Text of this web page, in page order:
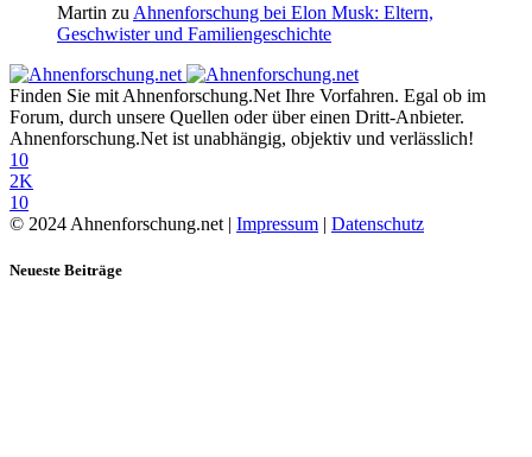
Martin zu Ahnenforschung bei Elon Musk: Eltern,
Geschwister und Familiengeschichte
Finden Sie mit Ahnenforschung.Net Ihre Vorfahren. Egal ob im
Forum, durch unsere Quellen oder über einen Dritt-Anbieter.
Ahnenforschung.Net ist unabhängig, objektiv und verlässlich!
10
2K
10
© 2024 Ahnenforschung.net | Impressum | Datenschutz
Neueste Beiträge